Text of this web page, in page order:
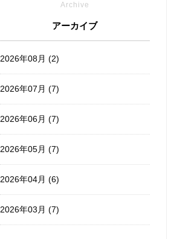
Archive
アーカイブ
2026年08月 (2)
2026年07月 (7)
2026年06月 (7)
2026年05月 (7)
2026年04月 (6)
2026年03月 (7)